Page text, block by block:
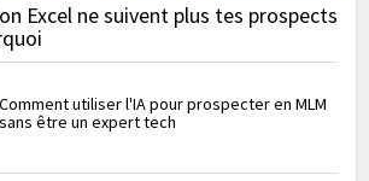
Excel ne suivent plus tes prospects
Comment utiliser l'IA pour prospecter en MLM
sans être un expert tech